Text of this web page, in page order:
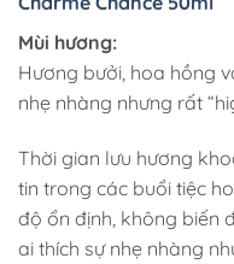
Mùi hương:
Hương bưởi, hoa hồng
nhẹ nhàng nhưng rất
Thời gian lưu hương
tin trong các buổi tiệc
độ ổn định, không biến
ai thích sự nhẹ nhàng